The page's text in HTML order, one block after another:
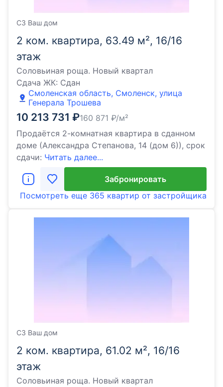
2 ком. квартира, 63.49 м², 16/16
этаж
Соловьиная роща. Новый квартал
Сдача ЖК: Сдан
Смоленская область, Смоленск, улица
Генерала Трошева
10 213 731 ₽160 871 ₽/м²
Продаётся 2-комнатная квартира в сданном
доме (Александра Степанова, 14 (дом 6)), срок
сдачи: Читать далее...
СЗ Ваш дом
Забронировать
Посмотреть еще 365 квартир от застройщика
2 ком. квартира, 61.02 м², 16/16
этаж
Соловьиная роща. Новый квартал
СЗ Ваш дом